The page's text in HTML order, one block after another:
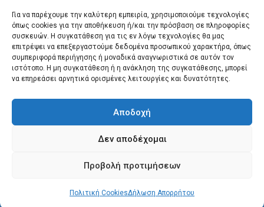
Για να παρέχουμε την καλύτερη εμπειρία, χρησιμοποιούμε τεχνολογίες
όπως cookies για την αποθήκευση ή/και την πρόσβαση σε πληροφορίες
συσκευών. Η συγκατάθεση για τις εν λόγω τεχνολογίες θα μας
επιτρέψει να επεξεργαστούμε δεδομένα προσωπικού χαρακτήρα, όπως
συμπεριφορά περιήγησης ή μοναδικά αναγνωριστικά σε αυτόν τον
ιστότοπο. Η μη συγκατάθεση ή η ανάκληση της συγκατάθεσης, μπορεί
να επηρεάσει αρνητικά ορισμένες λειτουργίες και δυνατότητες.
Αποδοχή
Δεν αποδέχομαι
Προβολή προτιμήσεων
Πολιτική CookiesΔήλωση Απορρήτου